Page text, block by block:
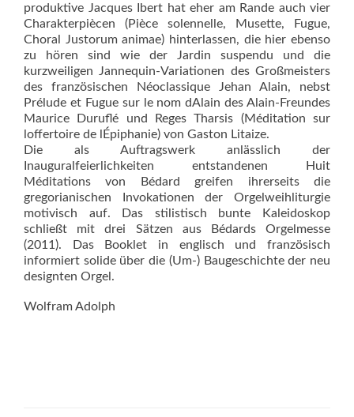
produktive Jacques Ibert hat eher am Rande auch vier
Charakterpiècen (Pièce solennelle, Musette, Fugue,
Choral Justorum animae) hinterlassen, die hier ebenso
zu hören sind wie der Jardin suspendu und die
kurzweiligen Jannequin-Variationen des Groß­meis­ters
des französischen Néoclas­sique Jehan Alain, nebst
Prélude et Fugue sur le nom dAlain des Alain-Freundes
Maurice Duruflé und Reges Tharsis (Méditation sur
loffertoire de lÉpiphanie) von Gaston Litaize.
Die als Auftragswerk anlässlich der
Inauguralfeierlichkeiten entstandenen Huit
Méditations von Bédard greifen ihrerseits die
gregorianischen Invokationen der Orgelweihliturgie
motivisch auf. Das stilistisch bunte Kaleidoskop
schließt mit drei Sätzen aus Bédards Orgelmesse
(2011). Das Booklet in englisch und französisch
informiert solide über die (Um-) Baugeschichte der neu
designten Orgel.
Wolfram Adolph